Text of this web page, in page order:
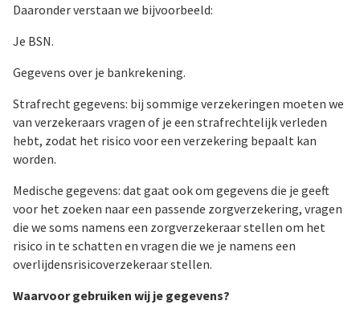
Daaronder verstaan we bijvoorbeeld:
Je BSN.
Gegevens over je bankrekening.
Strafrecht gegevens: bij sommige verzekeringen moeten we
van verzekeraars vragen of je een strafrechtelijk verleden
hebt, zodat het risico voor een verzekering bepaalt kan
worden.
Medische gegevens: dat gaat ook om gegevens die je geeft
voor het zoeken naar een passende zorgverzekering, vragen
die we soms namens een zorgverzekeraar stellen om het
risico in te schatten en vragen die we je namens een
overlijdensrisicoverzekeraar stellen.
Waarvoor gebruiken wij je gegevens?